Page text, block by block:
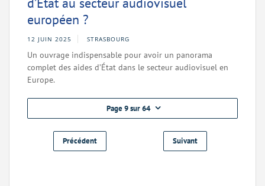
européen ?
12 JUIN 2025 STRASBOURG
Un ouvrage indispensable pour avoir un panorama
complet des aides d’État dans le secteur audiovisuel en
Europe.
Page 9 sur 64
Précédent Suivant